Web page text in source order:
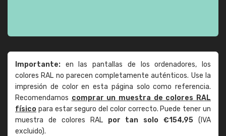
Importante: en las pantallas de los ordenadores, los
colores RAL no parecen completamente auténticos. Use la
impresión de color en esta página solo como referencia.
Recomendamos comprar un muestra de colores RAL
físico para estar seguro del color correcto. Puede tener un
muestra de colores RAL por tan solo €154,95 (IVA
excluido).